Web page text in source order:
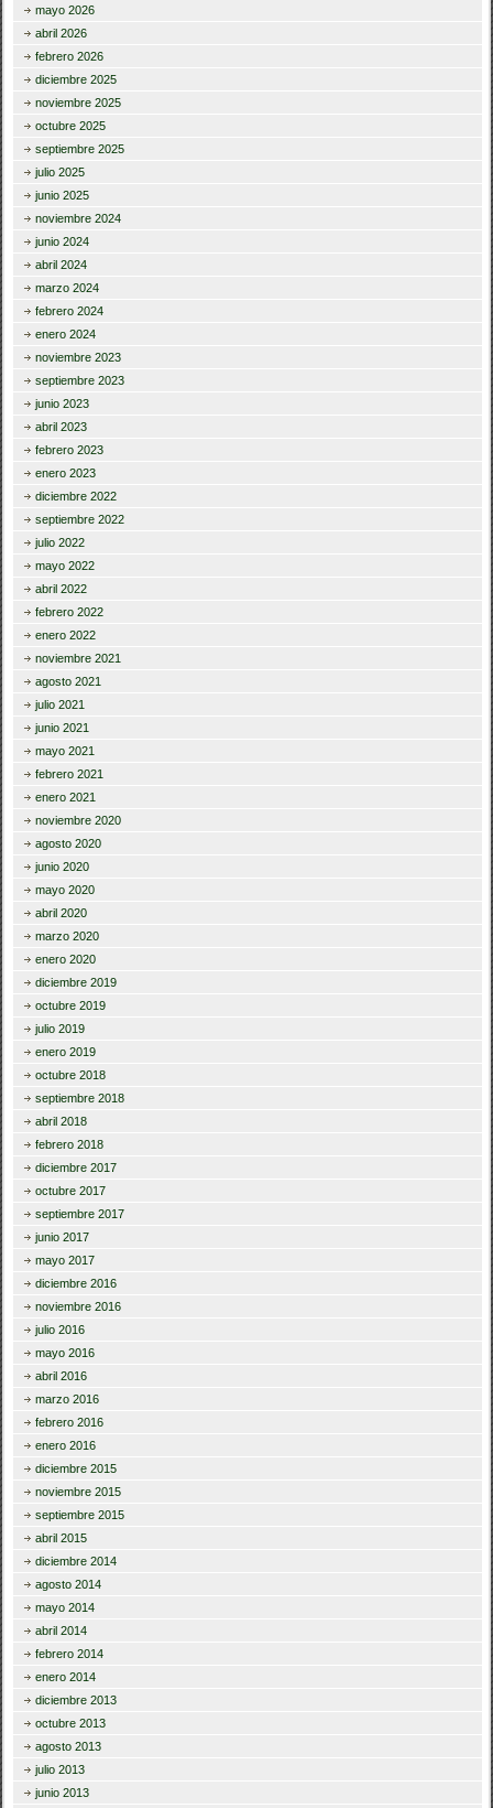
mayo 2026
abril 2026
febrero 2026
diciembre 2025
noviembre 2025
octubre 2025
septiembre 2025
julio 2025
junio 2025
noviembre 2024
junio 2024
abril 2024
marzo 2024
febrero 2024
enero 2024
noviembre 2023
septiembre 2023
junio 2023
abril 2023
febrero 2023
enero 2023
diciembre 2022
septiembre 2022
julio 2022
mayo 2022
abril 2022
febrero 2022
enero 2022
noviembre 2021
agosto 2021
julio 2021
junio 2021
mayo 2021
febrero 2021
enero 2021
noviembre 2020
agosto 2020
junio 2020
mayo 2020
abril 2020
marzo 2020
enero 2020
diciembre 2019
octubre 2019
julio 2019
enero 2019
octubre 2018
septiembre 2018
abril 2018
febrero 2018
diciembre 2017
octubre 2017
septiembre 2017
junio 2017
mayo 2017
diciembre 2016
noviembre 2016
julio 2016
mayo 2016
abril 2016
marzo 2016
febrero 2016
enero 2016
diciembre 2015
noviembre 2015
septiembre 2015
abril 2015
diciembre 2014
agosto 2014
mayo 2014
abril 2014
febrero 2014
enero 2014
diciembre 2013
octubre 2013
agosto 2013
julio 2013
junio 2013